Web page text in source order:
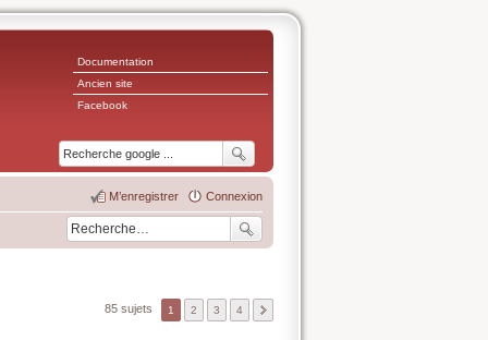
Documentation
Ancien site
Facebook
Connexion
M’enregistrer
85 sujets 1 2 3 4